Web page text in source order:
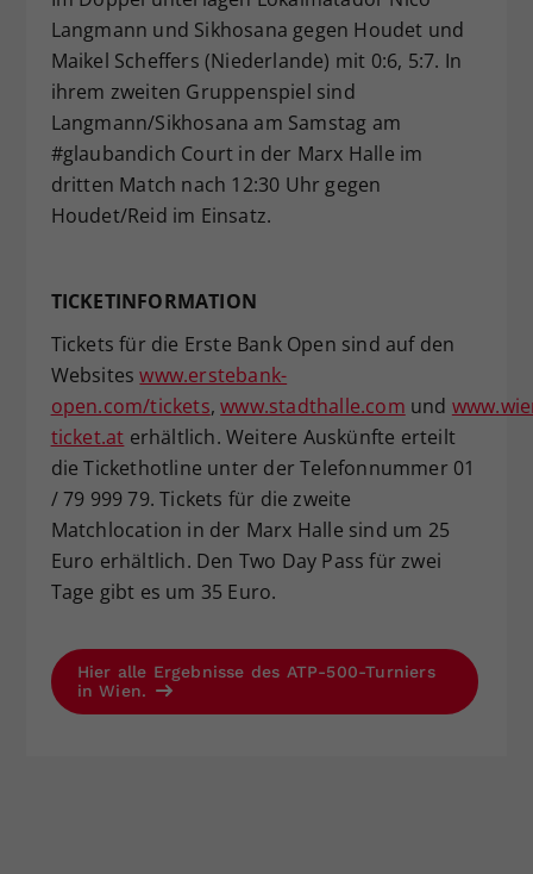
Langmann und Sikhosana gegen Houdet und
Maikel Scheffers (Niederlande) mit 0:6, 5:7. In
ihrem zweiten Gruppenspiel sind
Langmann/Sikhosana am Samstag am
#glaubandich Court in der Marx Halle im
dritten Match nach 12:30 Uhr gegen
Houdet/Reid im Einsatz.
TICKETINFORMATION
Tickets für die Erste Bank Open sind auf den
Websiteswww.erstebank-
open.com/tickets,www.stadthalle.com und
ticket.at erhältlich. Weitere Auskünfte erteilt
die Tickethotline unter der Telefonnummer 01
/ 79 999 79. Tickets für die zweite
Matchlocation in der Marx Halle sind um 25
Euro erhältlich. Den Two Day Pass für zwei
Tage gibt es um 35 Euro.
Hier alle Ergebnisse des ATP-500-Turniers
in Wien.